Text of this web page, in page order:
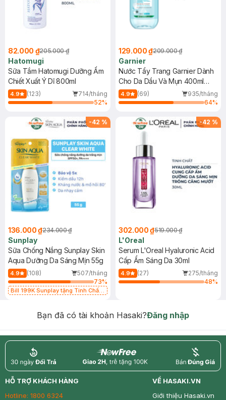
82.000 ₫205.000 ₫
Hatomugi
Sữa Tắm Hatomugi Dưỡng Ẩm
Chiết Xuất Ý Dĩ 800ml
4.9 (123)
714/tháng
52%
129.000 ₫209.000 ₫
Garnier
Nước Tẩy Trang Garnier Dành
Cho Da Dầu Và Mụn 400ml
(Mới)
4.9 (69)
935/tháng
64%
-42 %
136.000 ₫234.000 ₫
Sunplay
Sữa Chống Nắng Sunplay Skin
Aqua Dưỡng Da Sáng Mịn 55g
4.9 (108)
507/tháng
73%
Bill 199K Sunplay tặng Tinh Chất
-42 %
302.000 ₫519.000 ₫
L'Oreal
Serum L'Oreal Hyaluronic Acid
Cấp Ẩm Sáng Da 30ml
4.9 (27)
275/tháng
48%
Bạn đã có tài khoản Hasaki?Đăng nhập
return nowfree price
HỖ TRỢ KHÁCH HÀNG
Hotline: 1800 6324
VỀ HASAKI.VN
Giới thiệu Hasaki.vn